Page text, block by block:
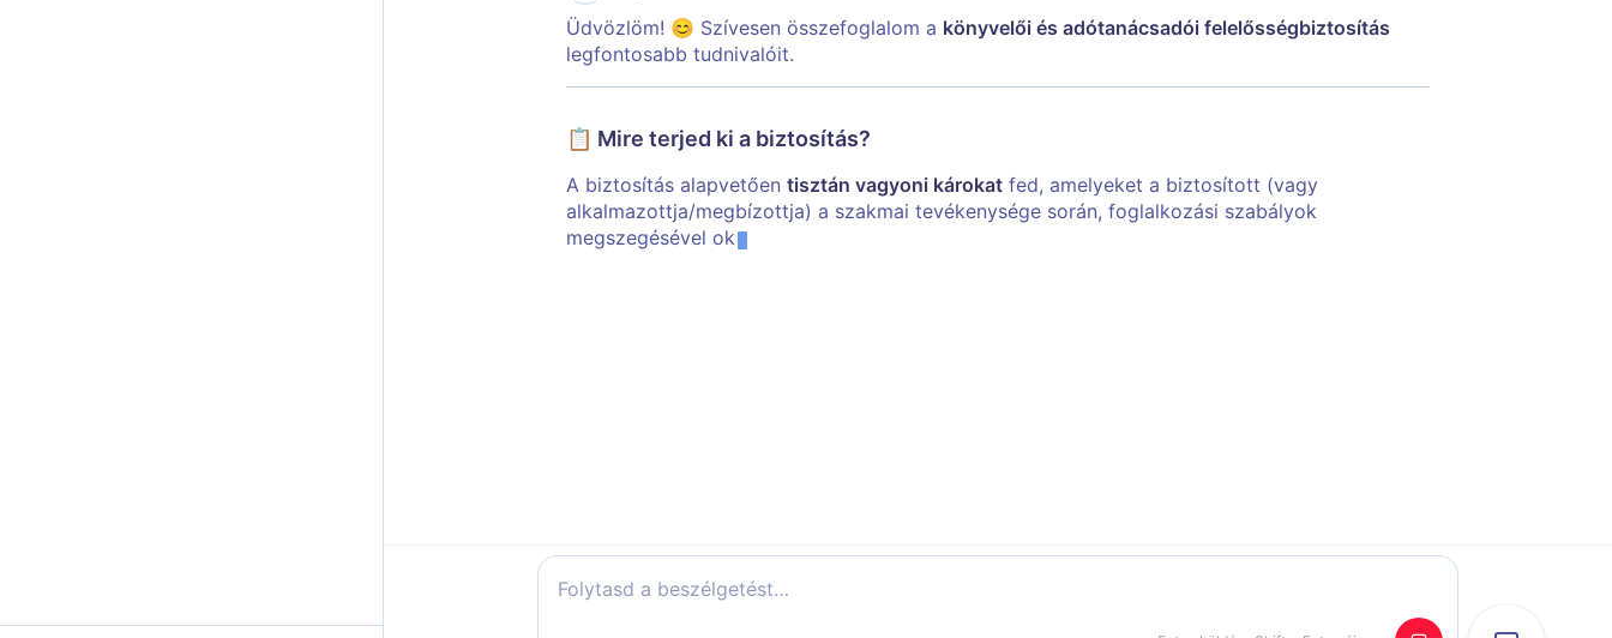
Üdvözlöm! 😊 Szívesen összefoglalom a könyvelői és adótanácsadói felelősségbiztosítás
legfontosabb tudnivalóit.
📋 Mire terjed ki a biztosítás?
A biztosítás alapvetően tisztán vagyoni károkat fed, amelyeket a biztosított (vagy
alkalmazottja/megbízottja) a szakmai tevékenysége során, foglalkozási szabályok
megszegésével ok
Folytasd a beszélgetést…